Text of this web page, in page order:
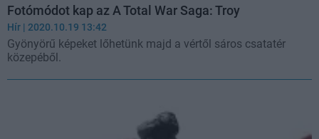
Fotómódot kap az A Total War Saga: Troy
Hír | 2020.10.19 13:42
Gyönyörű képeket lőhetünk majd a vértől sáros csatatér
közepéből.